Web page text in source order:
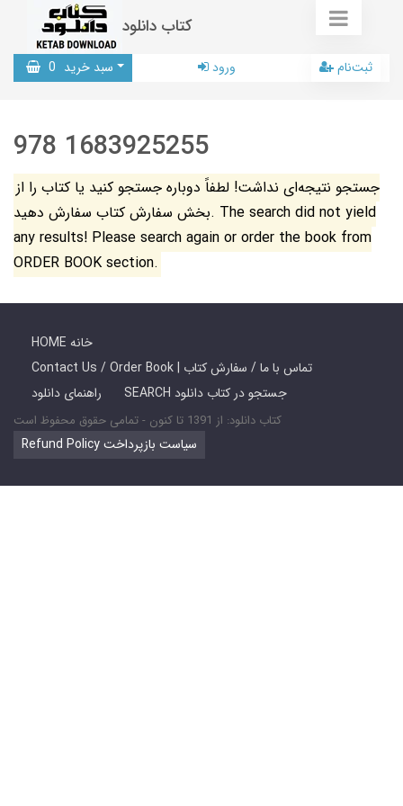
کتاب دانلود
سبد خرید 0 ورود ثبت‌نام
978 1683925255
جستجو نتیجه‌ای نداشت! لطفاً دوباره جستجو کنید یا کتاب را از
بخش سفارش کتاب سفارش دهید. The search did not yield
any results! Please search again or order the book from
ORDER BOOK section.
HOME خانه
Contact Us / Order Book | تماس با ما / سفارش کتاب
راهنمای دانلود
SEARCH جستجو در کتاب دانلود
کتاب دانلود: از 1391 تا کنون - تمامی حقوق محفوظ است
Refund Policy سیاست بازپرداخت